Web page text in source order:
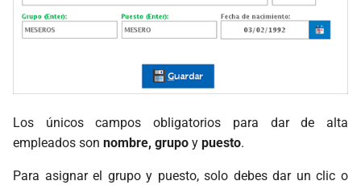
Dispositivos
Los únicos campos obligatorios para dar de alta
empleados son nombre, grupo y puesto.
Para asignar el grupo y puesto, solo debes dar un clic o